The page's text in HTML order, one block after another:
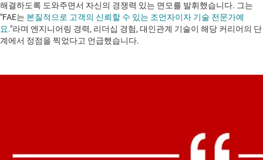
해결하도록 도와주면서 자신의 경쟁력 있는 면모를 발휘했습니다. 그는
"FAE는 본질적으로 고객의 신뢰할 수 있는 조언자이자 기술 전문가예
요."라며 엔지니어링 경력, 리더십 경험, 대인관계 기술이 해당 커리어의 단
계에서 정점을 찍었다고 언급했습니다.